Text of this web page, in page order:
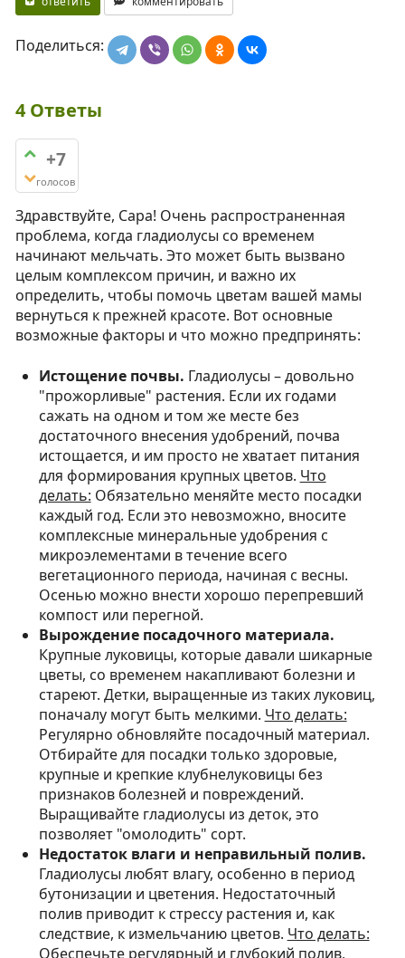
Поделиться:
4Ответы
+7
голосов
Здравствуйте, Сара! Очень распространенная
проблема, когда гладиолусы со временем
начинают мельчать. Это может быть вызвано
целым комплексом причин, и важно их
определить, чтобы помочь цветам вашей мамы
вернуться к прежней красоте. Вот основные
возможные факторы и что можно предпринять:
Истощение почвы. Гладиолусы – довольно
"прожорливые" растения. Если их годами
сажать на одном и том же месте без
достаточного внесения удобрений, почва
истощается, и им просто не хватает питания
для формирования крупных цветов. Что
делать: Обязательно меняйте место посадки
каждый год. Если это невозможно, вносите
комплексные минеральные удобрения с
микроэлементами в течение всего
вегетационного периода, начиная с весны.
Осенью можно внести хорошо перепревший
компост или перегной.
Вырождение посадочного материала.
Крупные луковицы, которые давали шикарные
цветы, со временем накапливают болезни и
стареют. Детки, выращенные из таких луковиц,
поначалу могут быть мелкими. Что делать:
Регулярно обновляйте посадочный материал.
Отбирайте для посадки только здоровые,
крупные и крепкие клубнелуковицы без
признаков болезней и повреждений.
Выращивайте гладиолусы из деток, это
позволяет "омолодить" сорт.
Недостаток влаги и неправильный полив.
Гладиолусы любят влагу, особенно в период
бутонизации и цветения. Недостаточный
полив приводит к стрессу растения и, как
следствие, к измельчанию цветов. Что делать:
Обеспечьте регулярный и глубокий полив,